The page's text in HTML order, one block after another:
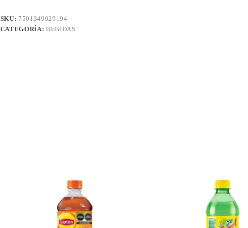
SKU: 7501349029194
CATEGORÍA: BEBIDAS